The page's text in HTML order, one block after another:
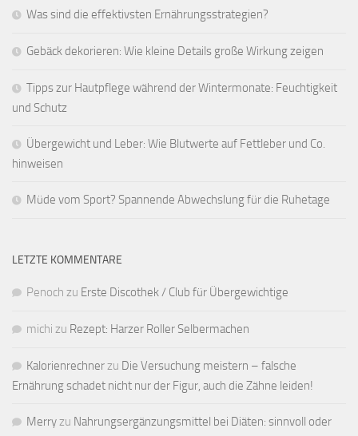
Was sind die effektivsten Ernährungsstrategien?
Gebäck dekorieren: Wie kleine Details große Wirkung zeigen
Tipps zur Hautpflege während der Wintermonate: Feuchtigkeit
und Schutz
Übergewicht und Leber: Wie Blutwerte auf Fettleber und Co.
hinweisen
Müde vom Sport? Spannende Abwechslung für die Ruhetage
LETZTE KOMMENTARE
Penoch zu Erste Discothek / Club für Übergewichtige
michi zu Rezept: Harzer Roller Selbermachen
Kalorienrechnerzu Die Versuchung meistern – falsche
Ernährung schadet nicht nur der Figur, auch die Zähne leiden!
Merryzu Nahrungsergänzungsmittel bei Diäten: sinnvoll oder